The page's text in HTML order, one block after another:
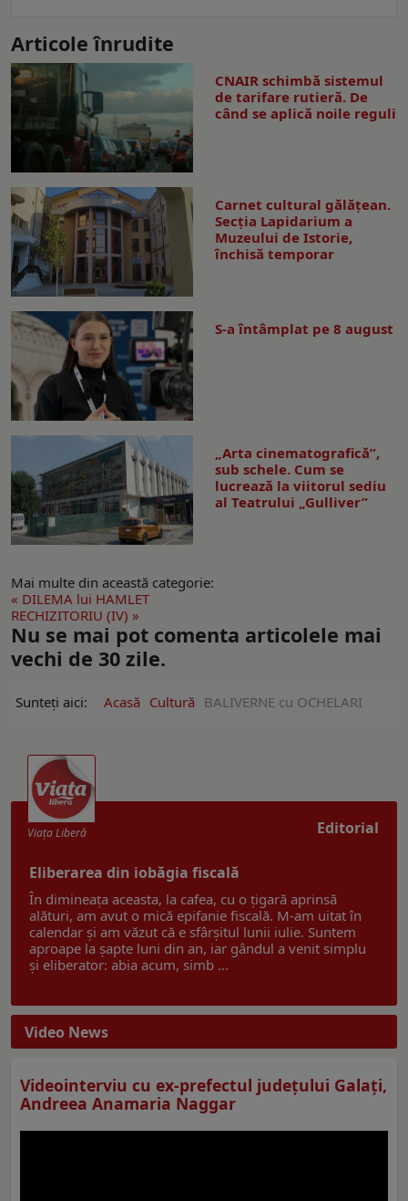
Articole înrudite
CNAIR schimbă sistemul
de tarifare rutieră. De
când se aplică noile reguli
Carnet cultural gălăţean.
Secţia Lapidarium a
Muzeului de Istorie,
închisă temporar
S-a întâmplat pe 8 august
„Arta cinematografică”,
sub schele. Cum se
lucrează la viitorul sediu
al Teatrului „Gulliver”
Mai multe din această categorie:
« DILEMA lui HAMLET
RECHIZITORIU (IV) »
Nu se mai pot comenta articolele mai
vechi de 30 zile.
Sunteți aici: Acasă Cultură BALIVERNE cu OCHELARI
Editorial
Viaţa Liberă
Eliberarea din iobăgia fiscală
În dimineața aceasta, la cafea, cu o țigară aprinsă
alături, am avut o mică epifanie fiscală. M-am uitat în
calendar și am văzut că e sfârșitul lunii iulie. Suntem
aproape la șapte luni din an, iar gândul a venit simplu
și eliberator: abia acum, simb ...
Video News
Videointerviu cu ex-prefectul judeţului Galaţi,
Andreea Anamaria Naggar